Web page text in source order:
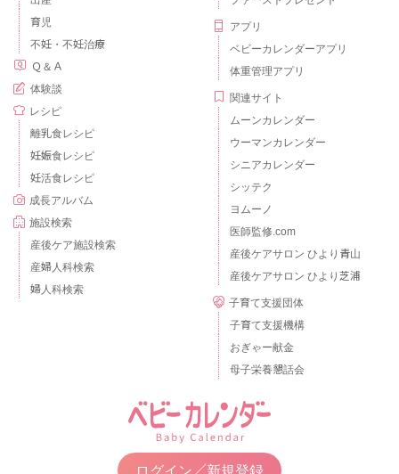
育児
不妊・不妊治療
Ｑ＆Ａ
体験談
レシピ
離乳食レシピ
妊娠食レシピ
妊活食レシピ
成長アルバム
施設検索
産後ケア施設検索
産婦人科検索
婦人科検索
アプリ
ベビーカレンダーアプリ
体重管理アプリ
関連サイト
ムーンカレンダー
ウーマンカレンダー
シニアカレンダー
シッテク
ヨムーノ
医師監修.com
産後ケアサロン ひより青山
産後ケアサロン ひより芝浦
子育て支援団体
子育て支援機構
おぎゃー献金
母子栄養懇話会
ログイン／新規登録